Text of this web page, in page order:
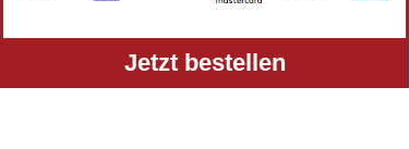
Jetzt bestellen
und zzgl. Versandkosten.